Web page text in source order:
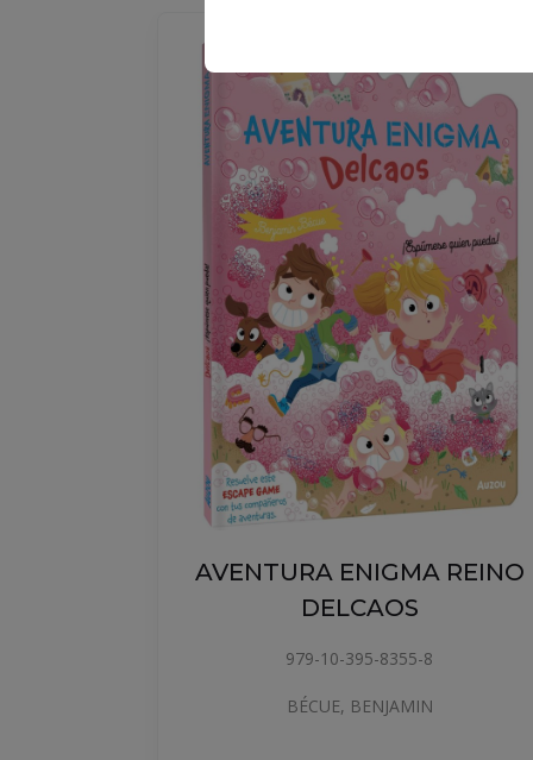
AVENTURA ENIGMA REINO
DELCAOS
979-10-395-8355-8
BÉCUE, BENJAMIN